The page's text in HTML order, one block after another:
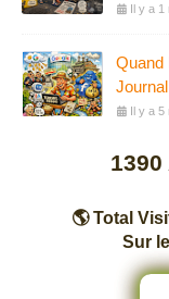
Il y a 1
Quand
Il y a 5
1390
🌎 Total
Sur